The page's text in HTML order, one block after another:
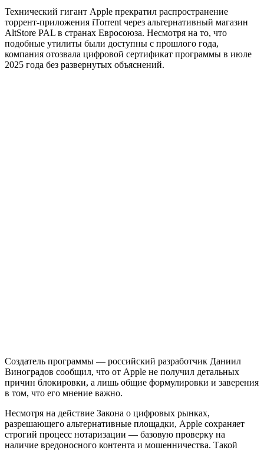
Технический гигант Apple прекратил распространение
торрент-приложения iTorrent через альтернативный магазин
AltStore PAL в странах Евросоюза. Несмотря на то, что
подобные утилиты были доступны с прошлого года,
компания отозвала цифровой сертификат программы в июле
2025 года без развернутых объяснений.
Создатель программы — российский разработчик Даниил
Виноградов сообщил, что от Apple не получил детальных
причин блокировки, а лишь общие формулировки и заверения
в том, что его мнение важно.
Несмотря на действие Закона о цифровых рынках,
разрешающего альтернативные площадки, Apple сохраняет
строгий процесс нотаризации — базовую проверку на
наличие вредоносного контента и мошенничества. Такой